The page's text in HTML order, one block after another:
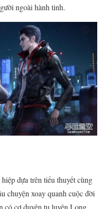
ngoài hành tinh.
dựa trên tiểu thuyết cùng
chuyện xoay quanh cuộc đời
có cơ duyên tu luyện Long